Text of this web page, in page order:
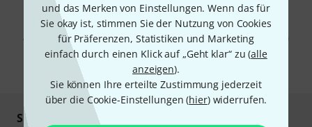
und das Merken von Einstellungen. Wenn das für
Sie okay ist, stimmen Sie der Nutzung von Cookies
für Präferenzen, Statistiken und Marketing
einfach durch einen Klick auf „Geht klar“ zu (alle
anzeigen).
Sie können Ihre erteilte Zustimmung jederzeit
über die Cookie-Einstellungen (hier) widerrufen.
Mit Klick auf „Jetzt anmelden“ stimmen Sie dem Erhalt von E-Mail-
Werbung und einer Messung des E-Mail-Nutzungsverhaltens zu. Die
Abmeldung ist jederzeit möglich. Weitere Informationen finden Sie in
unseren
Datenschutzhinweisen .
* Pflichtfeld
Sicher einkaufen & bezahlen